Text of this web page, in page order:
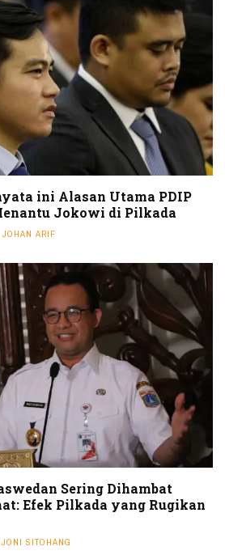
ini Alasan Utama PDIP
Jokowi di Pilkada
JOHAN ARIF
Sering Dihambat
Efek Pilkada yang Rugikan
JONI SITOHANG